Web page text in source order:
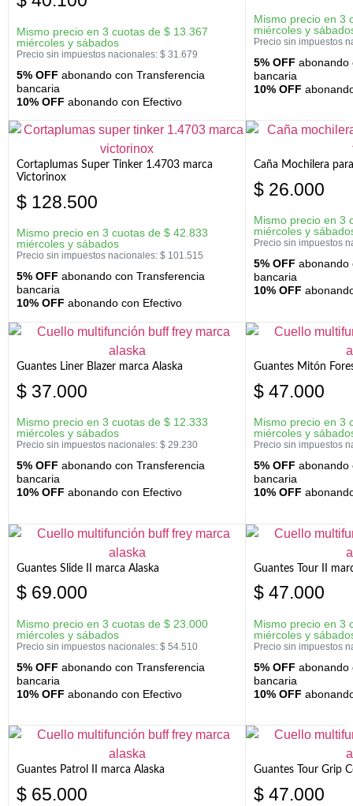
Mismo precio en 3 cuotas de $ 13.367
miércoles y sábados
Precio sin impuestos nacionales: $ 31.679
5% OFF abonando con Transferencia
bancaria
10% OFF abonando con Efectivo
Mismo precio en 3
miércoles y
Precio sin impuestos
5% OFF abonando
bancaria
10% OFF
Cortaplumas Super Tinker 1.4703 marca
Victorinox
$ 128.500
Mismo precio en 3 cuotas de $ 42.833
miércoles y sábados
Precio sin impuestos nacionales: $ 101.515
5% OFF abonando con Transferencia
bancaria
10% OFF abonando con Efectivo
Caña Mochilera
$ 26.000
Mismo precio en 3
miércoles y
Precio sin impuestos
5% OFF abonando
bancaria
10% OFF
Guantes Liner Blazer marca Alaska
$ 37.000
Mismo precio en 3 cuotas de $ 12.333
miércoles y sábados
Precio sin impuestos nacionales: $ 29.230
5% OFF abonando con Transferencia
bancaria
10% OFF abonando con Efectivo
Guantes Mitón
$ 47.000
Mismo precio en 3
miércoles y
Precio sin impuestos
5% OFF abonando
bancaria
10% OFF
Guantes Slide II marca Alaska
$ 69.000
Mismo precio en 3 cuotas de $ 23.000
miércoles y sábados
Precio sin impuestos nacionales: $ 54.510
5% OFF abonando con Transferencia
bancaria
10% OFF abonando con Efectivo
Guantes Tour II
$ 47.000
Mismo precio en 3
miércoles y
Precio sin impuestos
5% OFF abonando
bancaria
10% OFF
Guantes Patrol II marca Alaska
$ 65.000
Guantes Tour Grip
$ 47.000